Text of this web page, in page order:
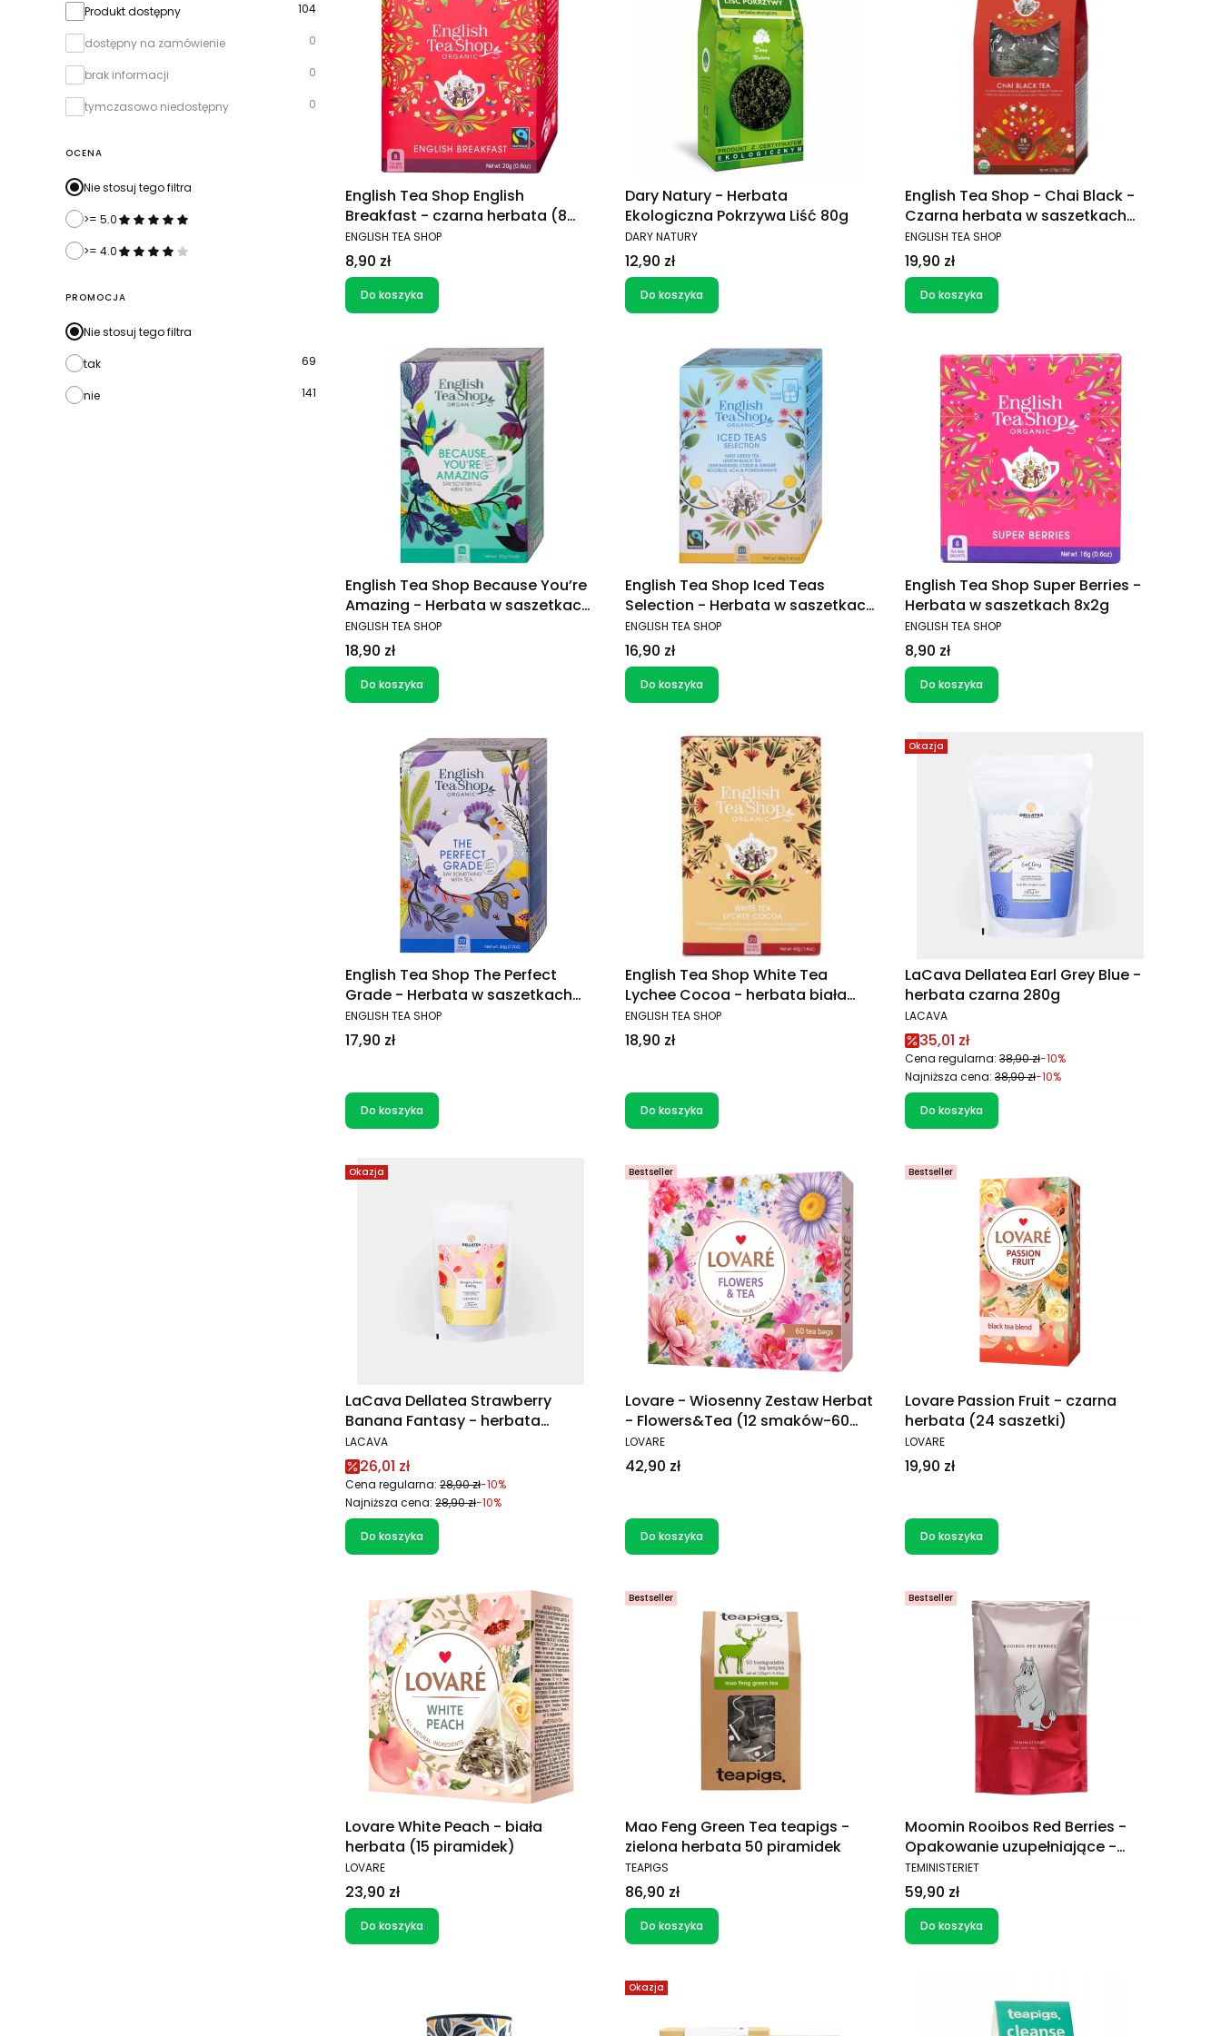
Produkt dostępny 104
dostępny na zamówienie 0
brak informacji 0
tymczasowo niedostępny 0
OCENA
Nie stosuj tego filtra
>= 5.0
>= 4.0
PROMOCJA
Nie stosuj tego filtra
tak 69
nie 141
English Tea Shop English
Breakfast - czarna herbata (8
saszetek x 2g)
PRODUCENT
ENGLISH TEA SHOP
Cena
8,90 zł
Do koszyka
Dary Natury - Herbata
Ekologiczna Pokrzywa Liść 80g
PRODUCENT
DARY NATURY
Cena
12,90 zł
Do koszyka
English Tea Shop - Chai Black -
Czarna herbata w saszetkach
15x2g
PRODUCENT
ENGLISH TEA SHOP
Cena
19,90 zł
Do koszyka
English Tea Shop Because You’re
Amazing - Herbata w saszetkach
(20 saszetek)
PRODUCENT
ENGLISH TEA SHOP
Cena
18,90 zł
Do koszyka
English Tea Shop Iced Teas
Selection - Herbata w saszetkach
20x2g
PRODUCENT
ENGLISH TEA SHOP
Cena
16,90 zł
Do koszyka
English Tea Shop Super Berries -
Herbata w saszetkach 8x2g
PRODUCENT
ENGLISH TEA SHOP
Cena
8,90 zł
Do koszyka
English Tea Shop The Perfect
Grade - Herbata w saszetkach
(20 saszetek)
PRODUCENT
ENGLISH TEA SHOP
Cena
17,90 zł
Do koszyka
English Tea Shop White Tea
Lychee Cocoa - herbata biała
20x2g
PRODUCENT
ENGLISH TEA SHOP
Cena
18,90 zł
Do koszyka
Okazja
LaCava Dellatea Earl Grey Blue -
herbata czarna 280g
PRODUCENT
LACAVA
Cena promocyjna
35,01 zł
Cena regularna: 38,90 zł-10%
Najniższa cena: 38,90 zł-10%
Do koszyka
Okazja
LaCava Dellatea Strawberry
Banana Fantasy - herbata
owocowa 120g
PRODUCENT
LACAVA
Cena promocyjna
26,01 zł
Cena regularna: 28,90 zł-10%
Najniższa cena: 28,90 zł-10%
Do koszyka
Bestseller
Lovare - Wiosenny Zestaw Herbat
- Flowers&Tea (12 smaków-60
herbat w saszetkach)
PRODUCENT
LOVARE
Cena
42,90 zł
Do koszyka
Bestseller
Lovare Passion Fruit - czarna
herbata (24 saszetki)
PRODUCENT
LOVARE
Cena
19,90 zł
Do koszyka
Lovare White Peach - biała
herbata (15 piramidek)
PRODUCENT
LOVARE
Cena
23,90 zł
Do koszyka
Bestseller
Mao Feng Green Tea teapigs -
zielona herbata 50 piramidek
PRODUCENT
TEAPIGS
Cena
86,90 zł
Do koszyka
Bestseller
Moomin Rooibos Red Berries -
Opakowanie uzupełniające -
herbata owocowa 100g
PRODUCENT
TEMINISTERIET
Cena
59,90 zł
Do koszyka
Okazja